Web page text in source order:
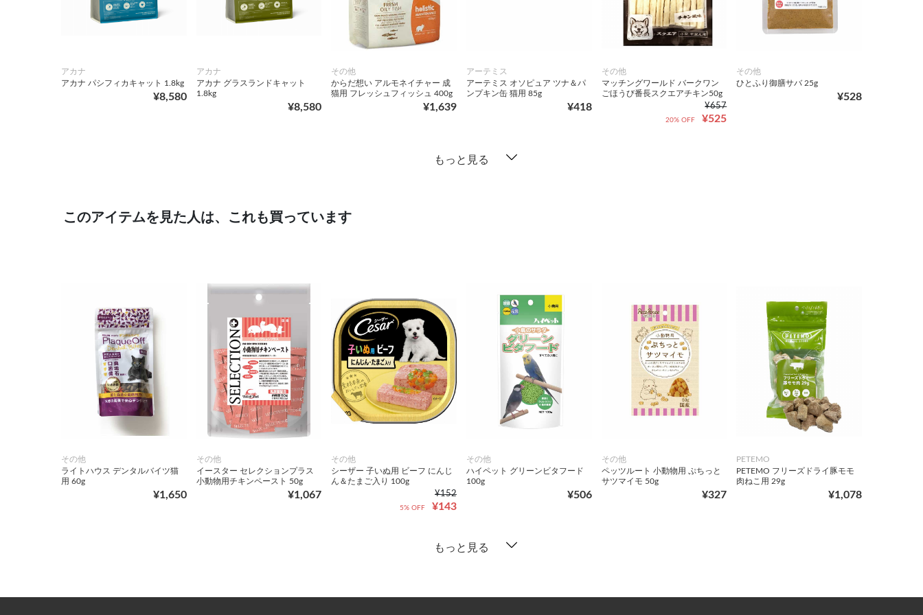
アカナ
アカナ パシフィカキャット 1.8kg
¥8,580
アカナ
アカナ グラスランドキャット
1.8kg
¥8,580
その他
からだ想い アルモネイチャー 成
猫用 フレッシュフィッシュ 400g
¥1,639
アーテミス
アーテミス オソピュア ツナ＆パ
ンプキン缶 猫用 85g
¥418
その他
マッチングワールド バークワン
ごほうび番長スクエアチキン50g
¥657
¥525
20% OFF
その他
ひとふり御膳サバ 25g
¥528
もっと見る
このアイテムを見た人は、これも買っています
その他
ライトハウス デンタルバイツ猫
用 60g
¥1,650
その他
イースター セレクションプラス
小動物用チキンペースト 50g
¥1,067
その他
シーザー 子いぬ用 ビーフ にんじ
ん＆たまご入り 100g
¥152
¥143
5% OFF
その他
ハイペット グリーンビタフード
100g
¥506
その他
ペッツルート 小動物用 ぷちっと
サツマイモ 50g
¥327
PETEMO
PETEMO フリーズドライ豚モモ
肉ねこ用 29g
¥1,078
もっと見る